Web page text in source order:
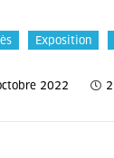
Exposition
2022